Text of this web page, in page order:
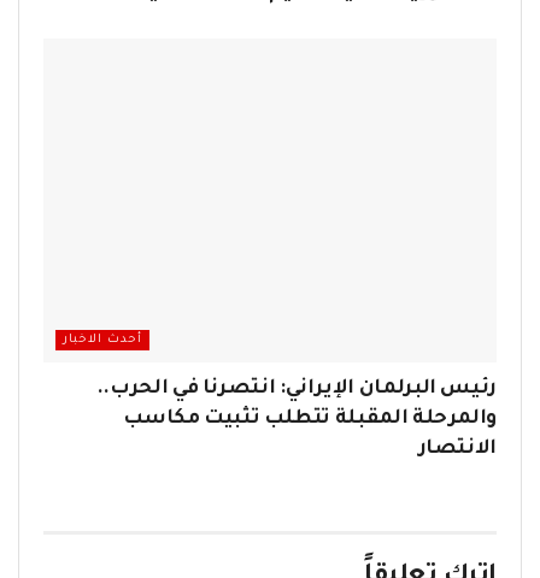
أحدث الاخبار
رئيس البرلمان الإيراني: انتصرنا في الحرب..
والمرحلة المقبلة تتطلب تثبيت مكاسب
الانتصار